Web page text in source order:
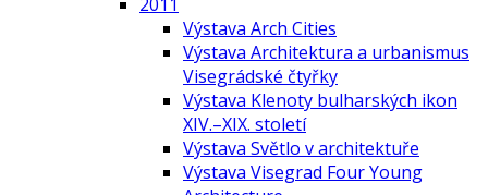
Výstava Arch Cities
Výstava Architektura a urbanismus
Visegrádské čtyřky
Výstava Klenoty bulharských ikon
XIV.–XIX. století
Výstava Světlo v architektuře
Výstava Visegrad Four Young